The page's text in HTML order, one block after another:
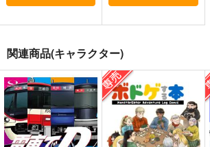
サンプル サンプル
絶対に笑ってはいけな
いメロピデ要塞24時
Sabbath
770円（税込）
オールキャラ
サンプル
疾走！！4コマ
BOOOON
おきこぼ
787円（税込）
オールキャラ
サンプル
関連商品(キャラクター)